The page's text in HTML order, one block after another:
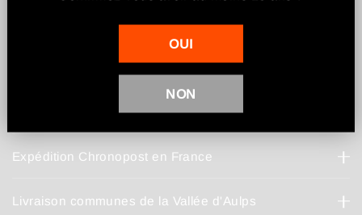
Nos options de livraison
Expédition Chronopost en France
Livraison communes de la Vallée d'Aulps
OUI
NON